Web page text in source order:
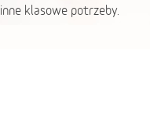
klasowe potrzeby.